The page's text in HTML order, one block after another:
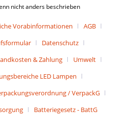
nicht anders beschrieben
Vorabinformationen
AGB
Datenschutz
& Zahlung
Umwelt
LED Lampen
/ VerpackG
Batteriegesetz - BattG